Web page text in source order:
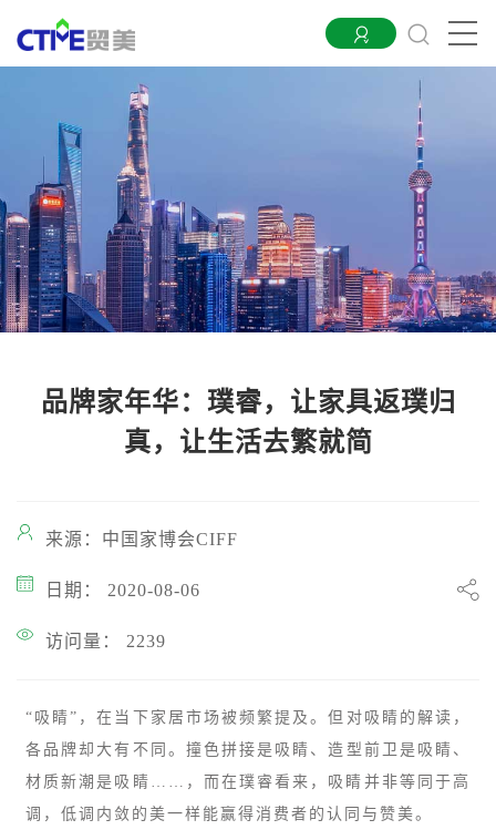
品牌家年华：璞睿，让家具返璞归
真，让生活去繁就简
来源：中国家博会CIFF
日期： 2020-08-06
访问量： 2239
“吸睛”，在当下家居市场被频繁提及。但对吸睛的解读，
各品牌却大有不同。撞色拼接是吸睛、造型前卫是吸睛、
材质新潮是吸睛……，而在璞睿看来，吸睛并非等同于高
调，低调内敛的美一样能赢得消费者的认同与赞美。